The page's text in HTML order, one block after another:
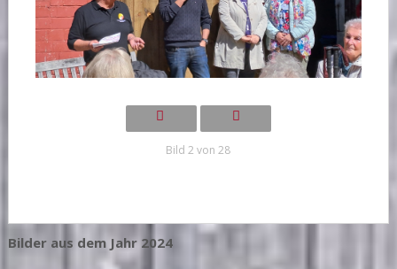
Bild 2 von 28
Bilder aus dem Jahr 2024